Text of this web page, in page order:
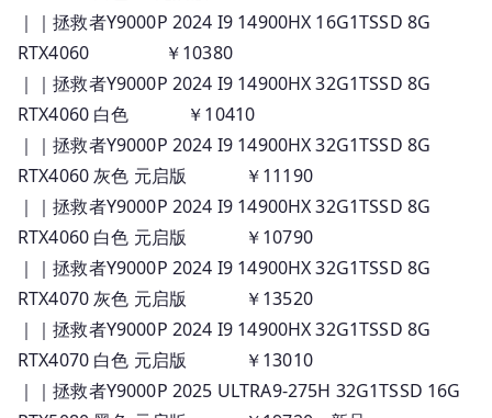
｜｜拯救者Y9000P 2024 I9 14900HX 16G1TSSD 8G
RTX4060 ￥10380
｜｜拯救者Y9000P 2024 I9 14900HX 32G1TSSD 8G
RTX4060 白色 ￥10410
｜｜拯救者Y9000P 2024 I9 14900HX 32G1TSSD 8G
RTX4060 灰色 元启版 ￥11190
｜｜拯救者Y9000P 2024 I9 14900HX 32G1TSSD 8G
RTX4060 白色 元启版 ￥10790
｜｜拯救者Y9000P 2024 I9 14900HX 32G1TSSD 8G
RTX4070 灰色 元启版 ￥13520
｜｜拯救者Y9000P 2024 I9 14900HX 32G1TSSD 8G
RTX4070 白色 元启版 ￥13010
｜｜拯救者Y9000P 2025 ULTRA9-275H 32G1TSSD 16G